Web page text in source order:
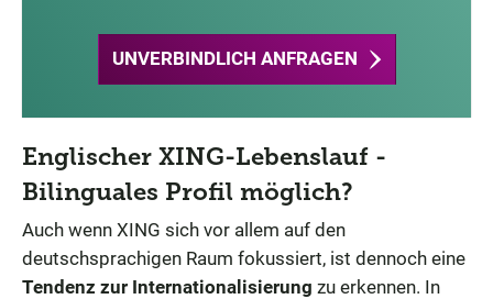
UNVERBINDLICH ANFRAGEN
Englischer XING-Lebenslauf -
Bilinguales Profil möglich?
Auch wenn XING sich vor allem auf den
deutschsprachigen Raum fokussiert, ist dennoch eine
Tendenz zur Internationalisierung zu erkennen. In